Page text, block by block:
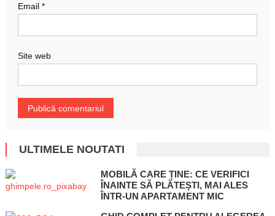
Email *
Site web
ULTIMELE NOUTATI
MOBILĂ CARE ȚINE: CE VERIFICI
ÎNAINTE SĂ PLĂTEȘTI, MAI ALES
ÎNTR-UN APARTAMENT MIC